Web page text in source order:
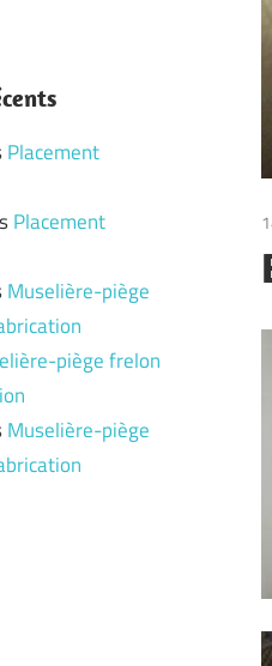
Placement
Placement
Muselière-piège
piège frelon
Muselière-piège